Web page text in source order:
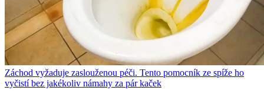
Záchod vyžaduje zaslouženou péči. Tento pomocník ze spíže ho
vyčistí bez jakékoliv námahy za pár kaček